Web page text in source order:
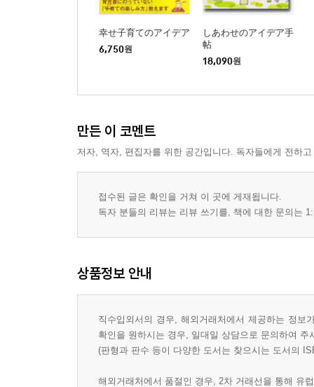
幸せ子育てのアイデア
6,750원
しあわせのアイデア手
帖
18,090원
만든 이 코멘트
저자, 역자, 편집자를 위한 공간입니다. 독자들에게 전하
접수된 글은 확인을 거쳐 이 곳에 게재됩니다.
독자 분들의 리뷰는 리뷰 쓰기를, 책에 대한 문의는
상품정보 안내
직수입외서의 경우, 해외거래처에서 제공하는 정
확인을 원하시는 경우, 일대일 상담으로 문의하여 주
(판형과 판수 등이 다양한 도서는 찾으시는 도서의
해외거래처에서 품절인 경우, 2차 거래선을 통해 유